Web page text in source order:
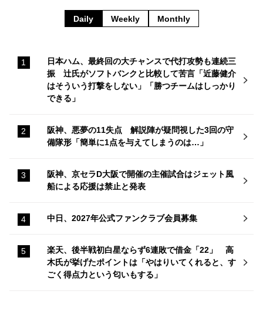
Daily Weekly Monthly
日本ハム、最終回の大チャンスで代打攻勢も連続三
振 辻氏がソフトバンクと比較して苦言「近藤健介
はそういう打撃をしない」「勝つチームはしっかり
できる」
阪神、悪夢の11失点 解説陣が疑問視した3回の守
備隊形「簡単に1点を与えてしまうのは…」
阪神、京セラD大阪で開催の主催試合はジェット風
船による応援は禁止と発表
中日、2027年公式ファンクラブ会員募集
楽天、後半戦初白星ならず6連敗で借金「22」 高
木氏が挙げたポイントは「やはりいてくれると、す
ごく得点力という匂いもする」